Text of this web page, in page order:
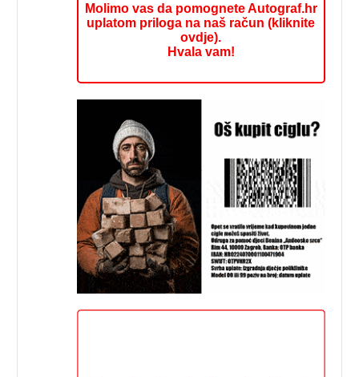
Molimo vas da pomognete Autograf.hr
uplatom priloga na naš račun (kliknite
ovdje).
Hvala vam!